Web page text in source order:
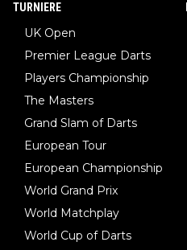
TURNIERE
UK Open
Premier League Darts
Players Championship
The Masters
Grand Slam of Darts
European Tour
European Championship
World Grand Prix
World Matchplay
World Cup of Darts